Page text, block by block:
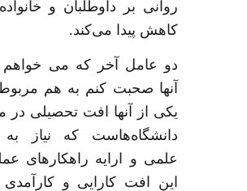
روانی بر داوطلبان و
کاهش پیدا می‌کند.
دو عامل آخر که می خواهم
آنها صحبت کنم به هم
یکی از آنها افت تحصیلی در
دانشگاه‌هاست که نیاز
علمی و ارایه راهکارهای
این افت کارایی و کارآمدی